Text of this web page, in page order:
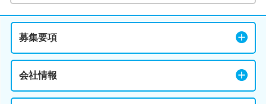
募集要項
会社情報